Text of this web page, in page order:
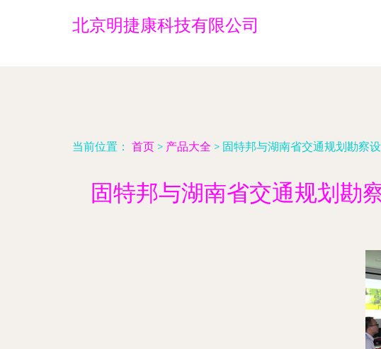
北京明捷康科技有限公司
当前位置： 首页 > 产品大全 > 固特邦与湖南省交通规划勘察
固特邦与湖南省交通规划勘